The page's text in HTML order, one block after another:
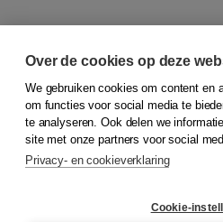
© 2026Koninklijke Boom uitgevers
Over de cookies op deze
We gebruiken cookies om content en
om functies voor social media te
te analyseren. Ook delen we
site met onze partners voor social
Privacy- en cookieverklaring
Cookie-